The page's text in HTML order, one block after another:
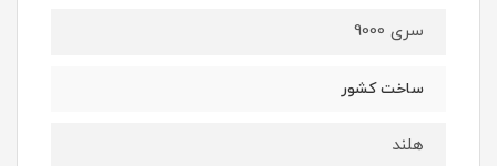
سری 9000
ساخت کشور
هلند